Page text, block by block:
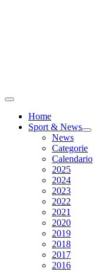
Home
Sport & News
News
Categorie
Calendario
2025
2024
2023
2022
2021
2020
2019
2018
2017
2016